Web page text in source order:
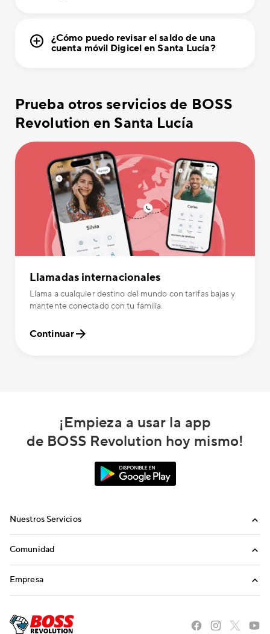
¿Cómo puedo revisar el saldo de una
cuenta móvil Digicel en Santa Lucía?
Prueba otros servicios de BOSS
Revolution en Santa Lucía
Llamadas internacionales
Llama a cualquier destino del mundo con tarifas bajas y
mantente conectado con tu familia.
Continuar
¡Empieza a usar la app
de BOSS Revolution hoy mismo!
Nuestros Servicios
Envíos de Dinero
Recargas Internacionales
Comunidad
Blog
Historias del Sueño Americano
Empresa
Carreras